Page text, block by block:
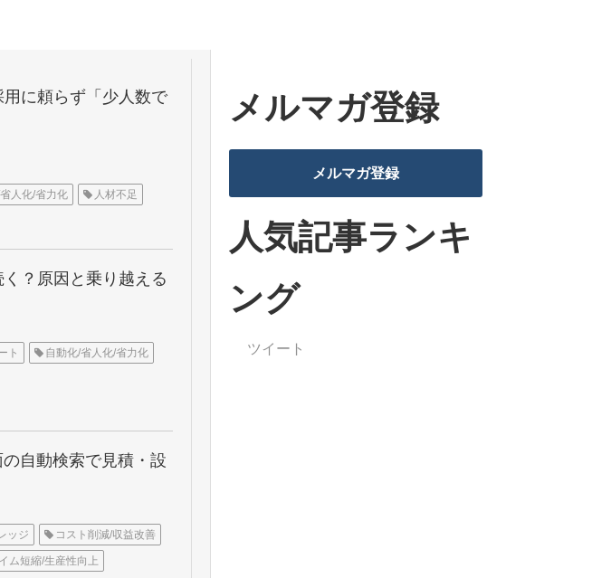
に頼らず「少人数で
人化/省力化 人材不足
？原因と乗り越える
ト 自動化/省人化/省力化
自動検索で見積・設
ッジ コスト削減/収益改善
ム短縮/生産性向上
メルマガ登録
メルマガ登録
人気記事ランキ
ング
ツイート